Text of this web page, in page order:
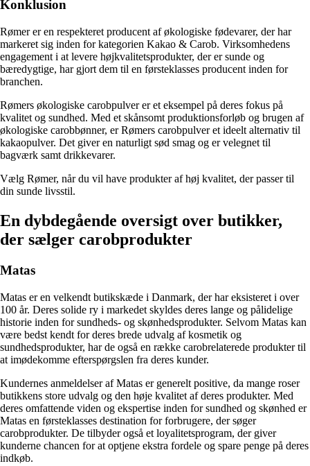
Konklusion
Rømer er en respekteret producent af økologiske fødevarer, der har
markeret sig inden for kategorien Kakao & Carob. Virksomhedens
engagement i at levere højkvalitetsprodukter, der er sunde og
bæredygtige, har gjort dem til en førsteklasses producent inden for
branchen.
Rømers økologiske carobpulver er et eksempel på deres fokus på
kvalitet og sundhed. Med et skånsomt produktionsforløb og brugen af
økologiske carobbønner, er Rømers carobpulver et ideelt alternativ til
kakaopulver. Det giver en naturligt sød smag og er velegnet til
bagværk samt drikkevarer.
Vælg Rømer, når du vil have produkter af høj kvalitet, der passer til
din sunde livsstil.
En dybdegående oversigt over butikker,
der sælger carobprodukter
Matas
Matas er en velkendt butikskæde i Danmark, der har eksisteret i over
100 år. Deres solide ry i markedet skyldes deres lange og pålidelige
historie inden for sundheds- og skønhedsprodukter. Selvom Matas kan
være bedst kendt for deres brede udvalg af kosmetik og
sundhedsprodukter, har de også en række carobrelaterede produkter til
at imødekomme efterspørgslen fra deres kunder.
Kundernes anmeldelser af Matas er generelt positive, da mange roser
butikkens store udvalg og den høje kvalitet af deres produkter. Med
deres omfattende viden og ekspertise inden for sundhed og skønhed er
Matas en førsteklasses destination for forbrugere, der søger
carobprodukter. De tilbyder også et loyalitetsprogram, der giver
kunderne chancen for at optjene ekstra fordele og spare penge på deres
indkøb.